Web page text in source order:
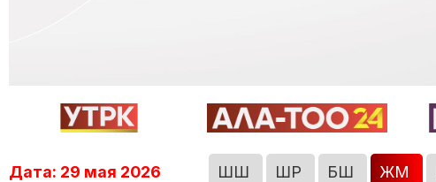
Дата: 29 мая 2026 ШШ ШР БШ ЖМ